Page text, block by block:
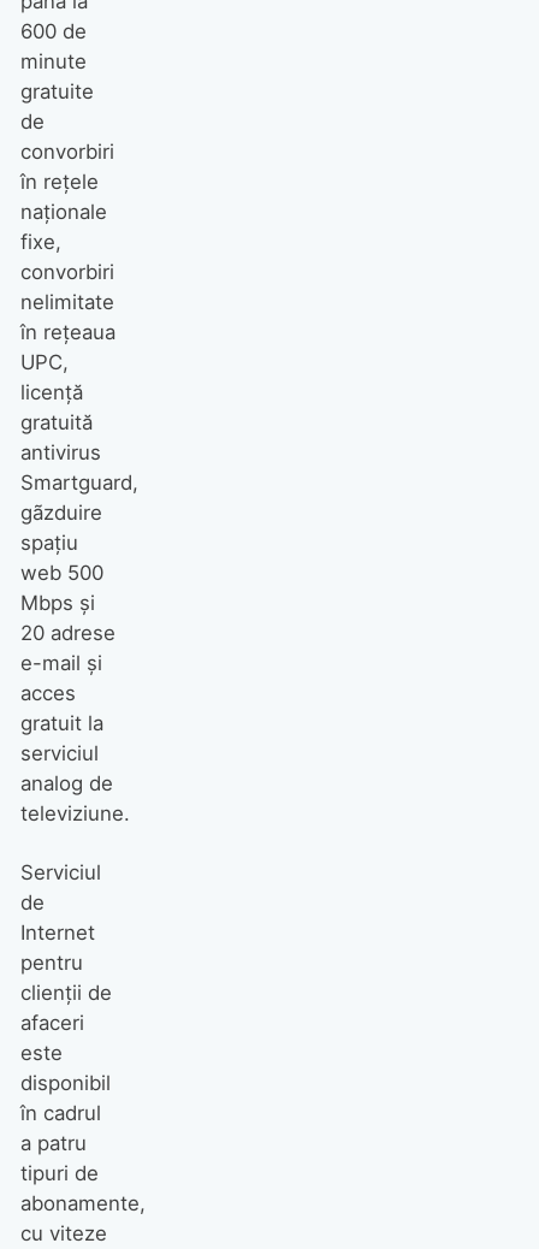
600 de
minute
gratuite
de
convorbiri
în reţele
naţionale
fixe,
convorbiri
nelimitate
în reţeaua
UPC,
licenţă
gratuită
antivirus
Smartguard,
gãzduire
spaţiu
web 500
Mbps şi
20 adrese
e-mail şi
acces
gratuit la
serviciul
analog de
televiziune.
Serviciul
de
Internet
pentru
clienţii de
afaceri
este
disponibil
în cadrul
a patru
tipuri de
abonamente,
cu viteze